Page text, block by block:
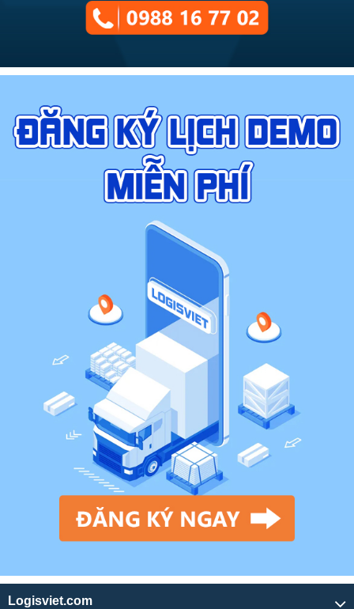
Logisviet.com